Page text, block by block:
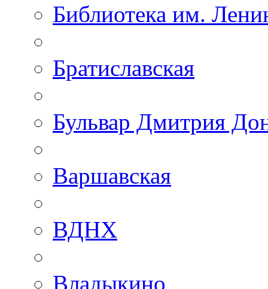
Библиотека им.
Братиславская
Бульвар Дмитрия
Варшавская
ВДНХ
Владыкино